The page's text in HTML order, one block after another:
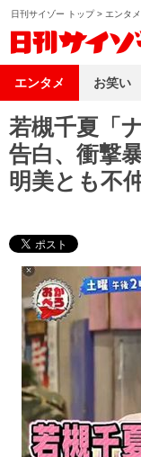
日刊サイゾー トップ> エンタメ
若槻千夏「
告白、衝撃
明美とも不
エンタメ お笑い